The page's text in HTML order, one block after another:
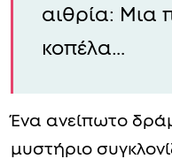
αιθρία: Μια
κοπέλα…
Ένα ανείπωτο
μυστήριο